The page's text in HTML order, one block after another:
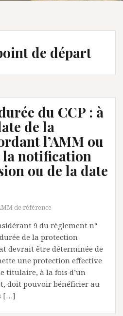
de départ
du CCP : à
de la
l’AMM ou
la notification
ou de la date
de référence
9 du règlement n°
de la protection
devrait être déterminée de
une protection effective
titulaire, à la fois d’un
doit pouvoir bénéficier au
[…]